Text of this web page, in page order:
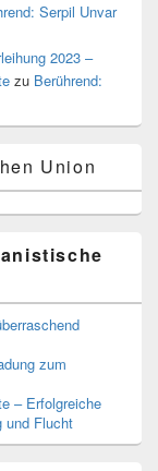
Serpil Unvar
2023 –
zu Berührend:
Union
zum
– Erfolgreiche
und Flucht